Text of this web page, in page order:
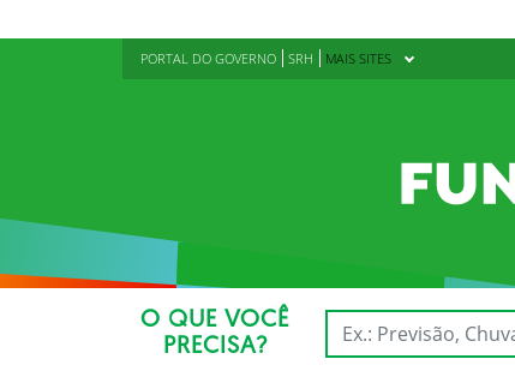
PORTAL DO GOVERNO SRH MAIS SITES
O QUE VOCÊ
PRECISA?